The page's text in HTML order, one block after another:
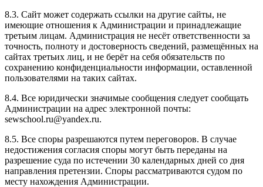
8.3. Сайт может содержать ссылки на другие сайты, не
имеющие отношения к Администрации и принадлежащие
третьим лицам. Администрация не несёт ответственности за
точность, полноту и достоверность сведений, размещённых на
сайтах третьих лиц, и не берёт на себя обязательств по
сохранению конфиденциальности информации, оставленной
пользователями на таких сайтах.
8.4. Все юридически значимые сообщения следует сообщать
Администрации на адрес электронной почты:
sewschool.ru@yandex.ru.
8.5. Все споры разрешаются путем переговоров. В случае
недостижения согласия споры могут быть переданы на
разрешение суда по истечении 30 календарных дней со дня
направления претензии. Споры рассматриваются судом по
месту нахождения Администрации.